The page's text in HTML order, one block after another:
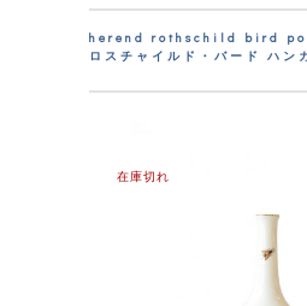
herend rothschild bird
ロスチャイルド・バード ハン
在庫切れ